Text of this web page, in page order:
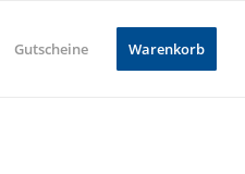
Gutscheine Warenkorb